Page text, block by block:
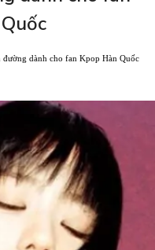
dành cho fan Kpop Hàn Quốc